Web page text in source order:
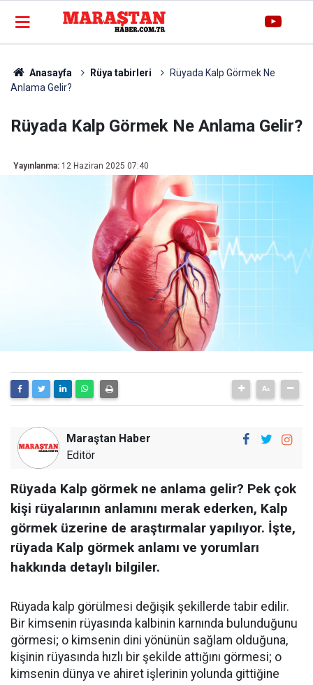
Anasayfa Rüya tabirleri
Rüyada Kalp Görmek Ne
Anlama Gelir?
Rüyada Kalp Görmek Ne Anlama Gelir?
Yayınlanma: 12 Haziran 2025 07:40
Maraştan Haber
Editör
Rüyada Kalp görmek ne anlama gelir? Pek çok
kişi rüyalarının anlamını merak ederken, Kalp
görmek üzerine de araştırmalar yapılıyor. İşte,
rüyada Kalp görmek anlamı ve yorumları
hakkında detaylı bilgiler.
Rüyada kalp görülmesi değişik şekillerde tabir edilir.
Bir kimsenin rüyasında kalbinin karnında bulunduğunu
görmesi; o kimsenin dini yönünün sağlam olduğuna,
kişinin rüyasında hızlı bir şekilde attığını görmesi; o
kimsenin dünya ve ahiret işlerinin yolunda gittiğine